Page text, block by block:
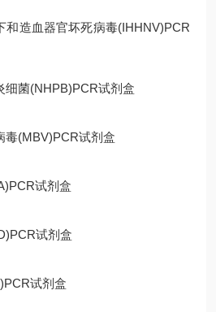
和造血器官坏死病毒(IHHNV)PCR
细菌(NHPB)PCR试剂盒
毒(MBV)PCR试剂盒
试剂盒
试剂盒
试剂盒